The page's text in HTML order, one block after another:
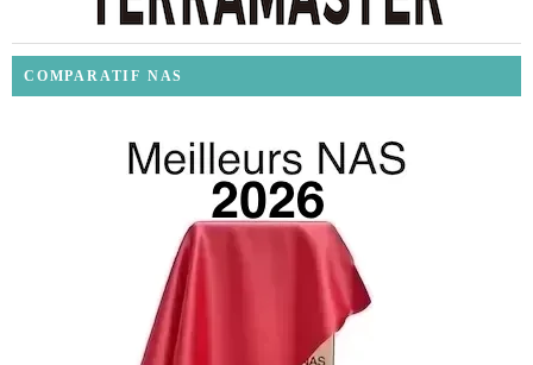
COMPARATIF NAS